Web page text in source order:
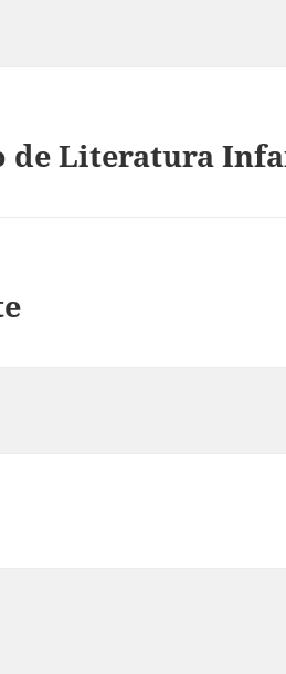
de Literatura